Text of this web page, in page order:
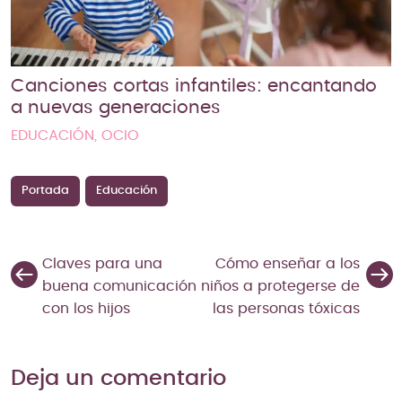
Canciones cortas infantiles: encantando
a nuevas generaciones
EDUCACIÓN, OCIO
Portada Educación
Claves para una
buena comunicación
con los hijos
Cómo enseñar a los
niños a protegerse de
las personas tóxicas
Deja un comentario